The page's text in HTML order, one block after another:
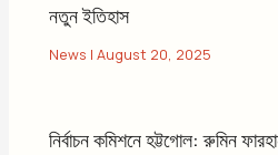
নতুন ইতিহাস
News |August 20, 2025
নির্বাচন কমিশনে হট্টগোল: রুমিন